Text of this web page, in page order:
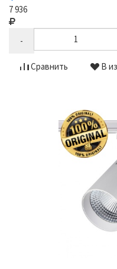
7 936
-
Сравнить В